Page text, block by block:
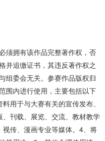
须拥有该作品完整著作权，否
并追缴证书，其违反著作权之
组委会无关。参赛作品版权归
围内进行使用，主要包括以下
用于与大赛有关的宣传发布、
刊载、展览、交流、教材教学
传、漫画专业等媒体。4、将